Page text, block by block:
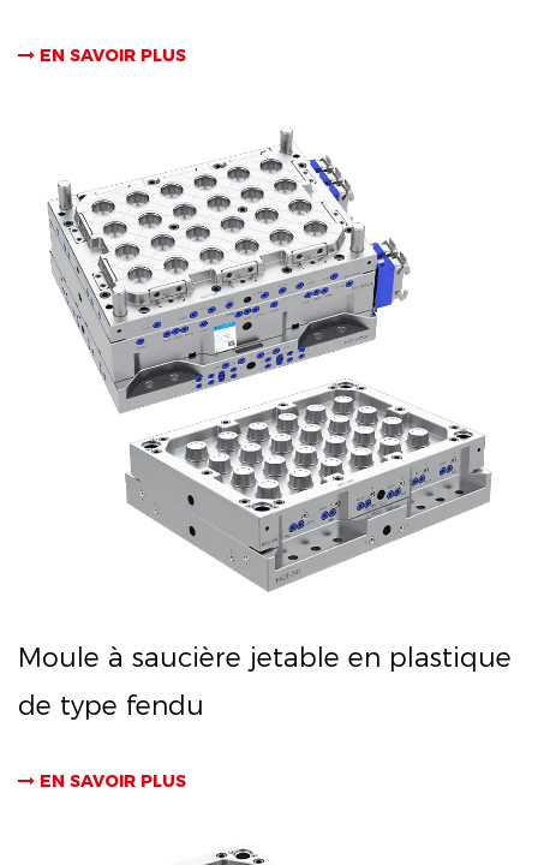
EN SAVOIR PLUS
Moule à saucière jetable en plastique
de type fendu
EN SAVOIR PLUS